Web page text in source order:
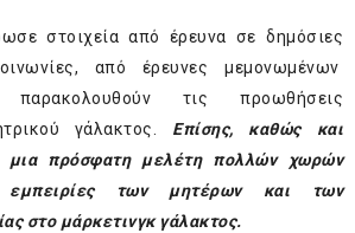
στοιχεία από έρευνα σε δημόσιες
από έρευνες μεμονωμένων
τις προωθήσεις
γάλακτος. Επίσης, καθώς και
μια πρόσφατη μελέτη πολλών χωρών
των μητέρων και των
στο μάρκετινγκ γάλακτος.